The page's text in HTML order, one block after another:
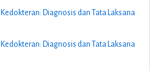
Diagnosis dan Tata Laksana
Diagnosis dan Tata Laksana